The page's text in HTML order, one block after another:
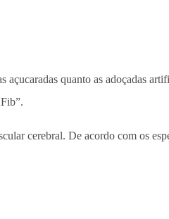
açucaradas quanto as adoçadas
cerebral. De acordo com os